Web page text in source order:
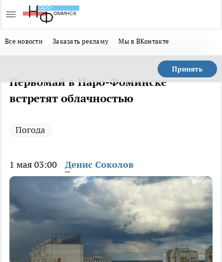
Все новости Заказать рекламу Мы в ВКонтакте
Принять
Первомай в Наро-Фоминске
встретят облачностью
Погода
1 мая 03:00 Денис Соколов